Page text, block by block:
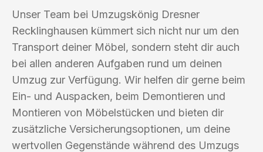
Unser Team bei Umzugskönig Dresner
Recklinghausen kümmert sich nicht nur um den
Transport deiner Möbel, sondern steht dir auch
bei allen anderen Aufgaben rund um deinen
Umzug zur Verfügung. Wir helfen dir gerne beim
Ein- und Auspacken, beim Demontieren und
Montieren von Möbelstücken und bieten dir
zusätzliche Versicherungsoptionen, um deine
wertvollen Gegenstände während des Umzugs